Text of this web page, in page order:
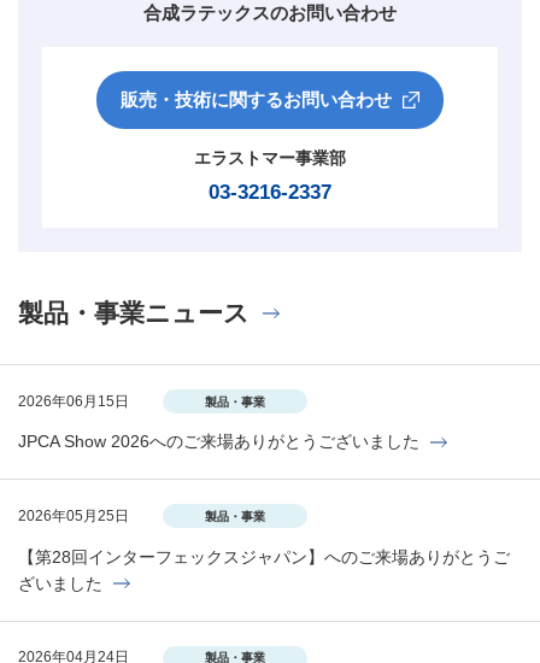
合成ラテックスのお問い合わせ
販売・技術に関するお問い合わせ
エラストマー事業部
03-3216-2337
製品・事業ニュース
2026年06月15日 製品・事業
JPCA Show 2026へのご来場ありがとうございました
2026年05月25日 製品・事業
【第28回インターフェックスジャパン】へのご来場ありがとうご
ざいました
2026年04月24日 製品・事業